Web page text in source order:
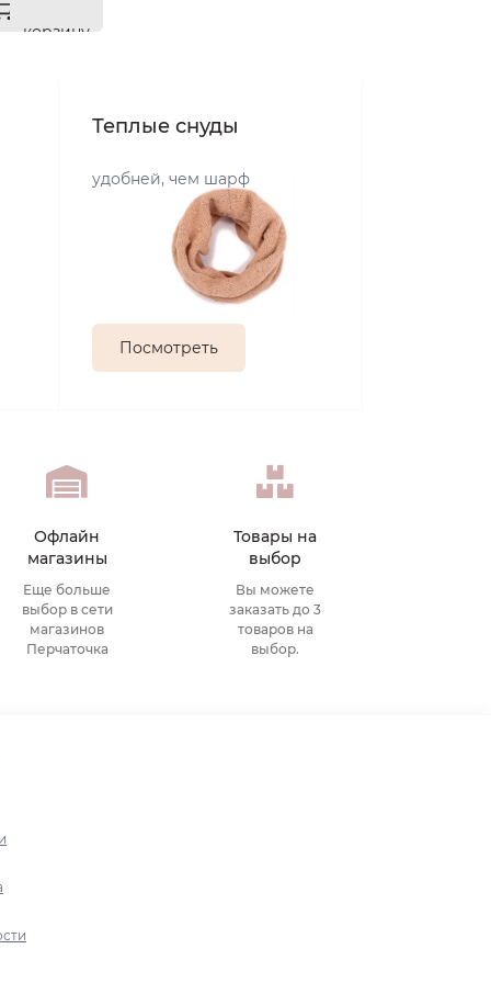
корзину
Теплые снуды
удобней, чем шарф
Посмотреть
Офлайн
магазины
Еще больше
выбор в сети
магазинов
Перчаточка
Товары на
выбор
Вы можете
заказать до 3
товаров на
выбор.